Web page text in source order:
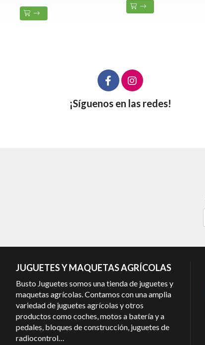
¡Síguenos en las redes!
JUGUETES Y MAQUETAS AGRÍCOLAS
Busto Juguetes somos una tienda de juguetes y
maquetas agrícolas. Contamos con una amplia
variedad de juguetes agrícolas y otros
productos como coches, motos a batería y a
pedales, bloques de construcción, juguetes de
radiocontrol…